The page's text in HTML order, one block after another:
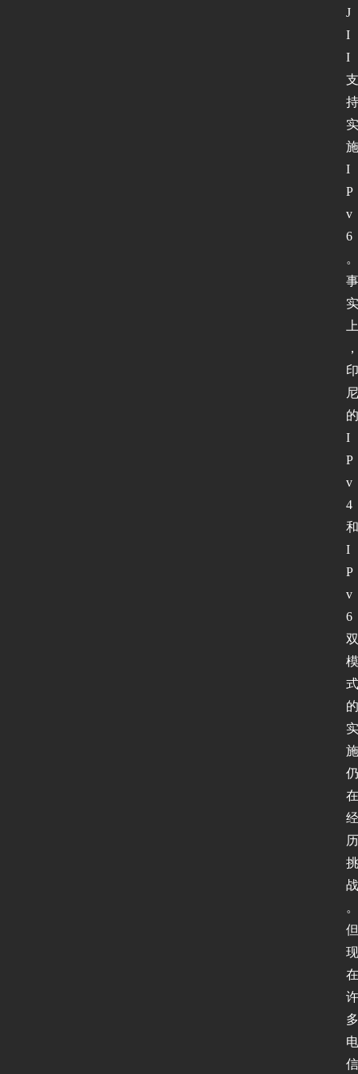
J
I
I
支
持
实
施
I
P
v
6
。
事
实
上
，
印
尼
的
I
P
v
4
和
I
P
v
6
双
模
式
的
实
施
仍
在
经
历
挑
战
。
但
现
在
许
多
电
信